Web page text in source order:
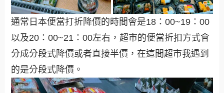
通常日本便當打折降價的時間會是18：00~19：00
以及20：00~21：00左右，超市的便當折扣方式會
分成分段式降價或者直接半價，在這間超市我遇到
的是分段式降價。